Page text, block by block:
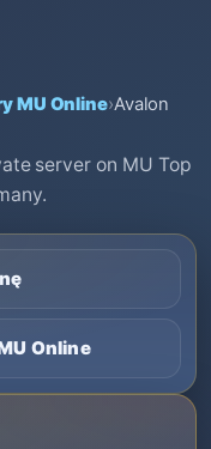
MU Online›Avalon
server on MU Top
Online